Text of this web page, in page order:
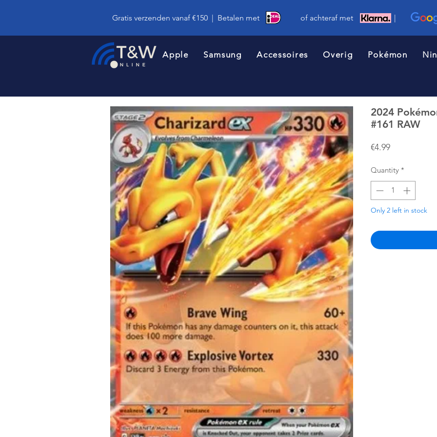
Gratis verzenden vanaf €150 | Betalen met of achteraf met |
Apple Samsung Accessoires Overig Pokémon
2024
#161 RAW
€4.99Price
Quantity *
Only 2 left in stock